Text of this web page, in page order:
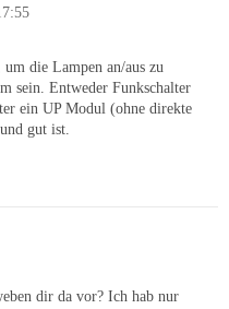
die Lampen an/aus zu
sein. Entweder Funkschalter
ein UP Modul (ohne direkte
gut ist.
dir da vor? Ich hab nur